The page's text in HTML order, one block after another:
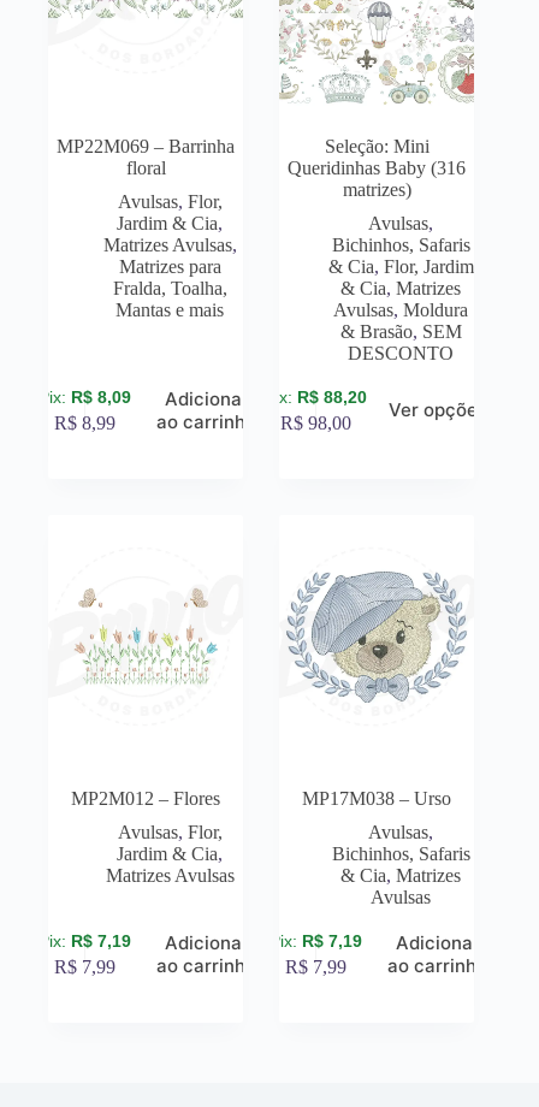
MP22M069 – Barrinha
floral
Avulsas, Flor,
Jardim & Cia,
Matrizes Avulsas,
Matrizes para
Fralda, Toalha,
Mantas e mais
R$ 8,09
R$ 8,99
Adicionar
ao carrinho
Seleção: Mini
Queridinhas Baby (316
matrizes)
Avulsas,
Bichinhos, Safaris
& Cia, Flor, Jardim
& Cia,Matrizes
Avulsas,Moldura
& Brasão, SEM
DESCONTO
R$ 88,20
R$ 98,00
Ver opções
MP2M012 – Flores
Avulsas, Flor,
Jardim & Cia,
Matrizes Avulsas
R$ 7,19
R$ 7,99
Adicionar
ao carrinho
MP17M038 – Urso
Avulsas,
Bichinhos, Safaris
& Cia,Matrizes
Avulsas
R$ 7,19
R$ 7,99
Adicionar
ao carrinho